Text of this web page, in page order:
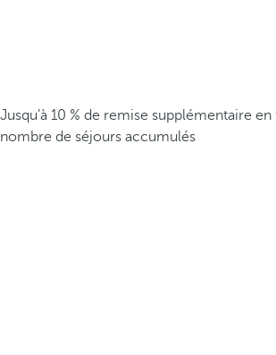
Jusqu’à 10 % de remise supplémentaire
nombre de séjours accumulés